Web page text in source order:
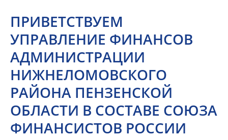
ПРИВЕТСТВУЕМ
УПРАВЛЕНИЕ ФИНАНСОВ
АДМИНИСТРАЦИИ
НИЖНЕЛОМОВСКОГО
РАЙОНА ПЕНЗЕНСКОЙ
ОБЛАСТИ В СОСТАВЕ СОЮЗА
ФИНАНСИСТОВ РОССИИ